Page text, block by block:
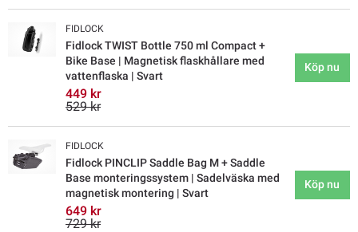
FIDLOCK
Fidlock TWIST Bottle 750 ml Compact +
Bike Base | Magnetisk flaskhållare med
vattenflaska | Svart
449 kr
529 kr
Köp nu
FIDLOCK
Fidlock PINCLIP Saddle Bag M + Saddle
Base monteringssystem | Sadelväska med
magnetisk montering | Svart
649 kr
729 kr
Köp nu